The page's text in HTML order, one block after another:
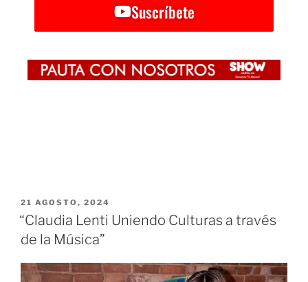
Suscríbete
21 AGOSTO, 2024
“Claudia Lenti Uniendo Culturas a través
de la Música”